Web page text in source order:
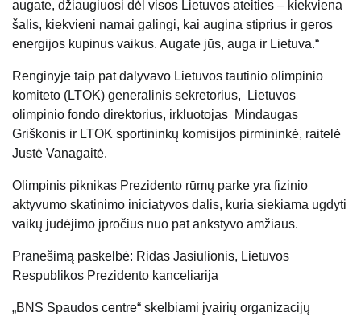
augate, džiaugiuosi dėl visos Lietuvos ateities – kiekviena
šalis, kiekvieni namai galingi, kai augina stiprius ir geros
energijos kupinus vaikus. Augate jūs, auga ir Lietuva.“
Renginyje taip pat dalyvavo Lietuvos tautinio olimpinio
komiteto (LTOK) generalinis sekretorius, Lietuvos
olimpinio fondo direktorius, irkluotojas Mindaugas
Griškonis ir LTOK sportininkų komisijos pirmininkė, raitelė
Justė Vanagaitė.
Olimpinis piknikas Prezidento rūmų parke yra fizinio
aktyvumo skatinimo iniciatyvos dalis, kuria siekiama ugdyti
vaikų judėjimo įpročius nuo pat ankstyvo amžiaus.
Pranešimą paskelbė: Ridas Jasiulionis, Lietuvos
Respublikos Prezidento kanceliarija
„BNS Spaudos centre“ skelbiami įvairių organizacijų